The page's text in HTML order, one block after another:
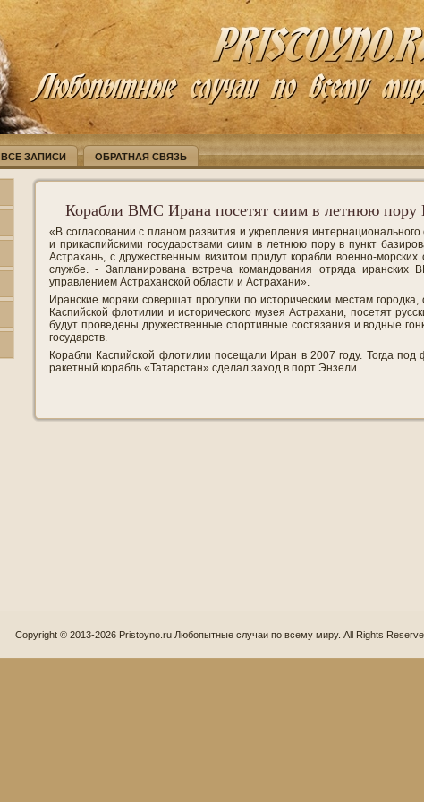
ВСЕ ЗАПИСИ ОБРАТНАЯ СВЯЗЬ
Корабли ВМС Ирана посетят сиим в летнюю
«В согласовании с планом развития и укрепления
и прикаспийскими государствами сиим в летнюю пору в пункт
Астрахань, с дружественным визитом придут корабли военно-
службе. - Запланирована встреча командования отряда
управлением Астраханской области и Астрахани».
Иранские моряки совершат прогулки по историческим местам
Каспийской флотилии и исторического музея Астрахани, посетят
будут проведены дружественные спортивные состязания и водные
государств.
Корабли Каспийской флотилии посещали Иран в 2007 году. Тогда
ракетный корабль «Татарстан» сделал заход в порт Энзели.
Copyright © 2013-2026 Pristoyno.ru Любопытные случаи по всему миру. All Rights